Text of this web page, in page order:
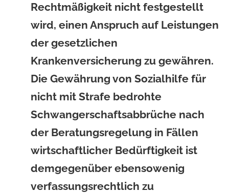
Rechtmäßigkeit nicht festgestellt
wird, einen Anspruch auf Leistungen
der gesetzlichen
Krankenversicherung zu gewähren.
Die Gewährung von Sozialhilfe für
nicht mit Strafe bedrohte
Schwangerschaftsabbrüche nach
der Beratungsregelung in Fällen
wirtschaftlicher Bedürftigkeit ist
demgegenüber ebensowenig
verfassungsrechtlich zu